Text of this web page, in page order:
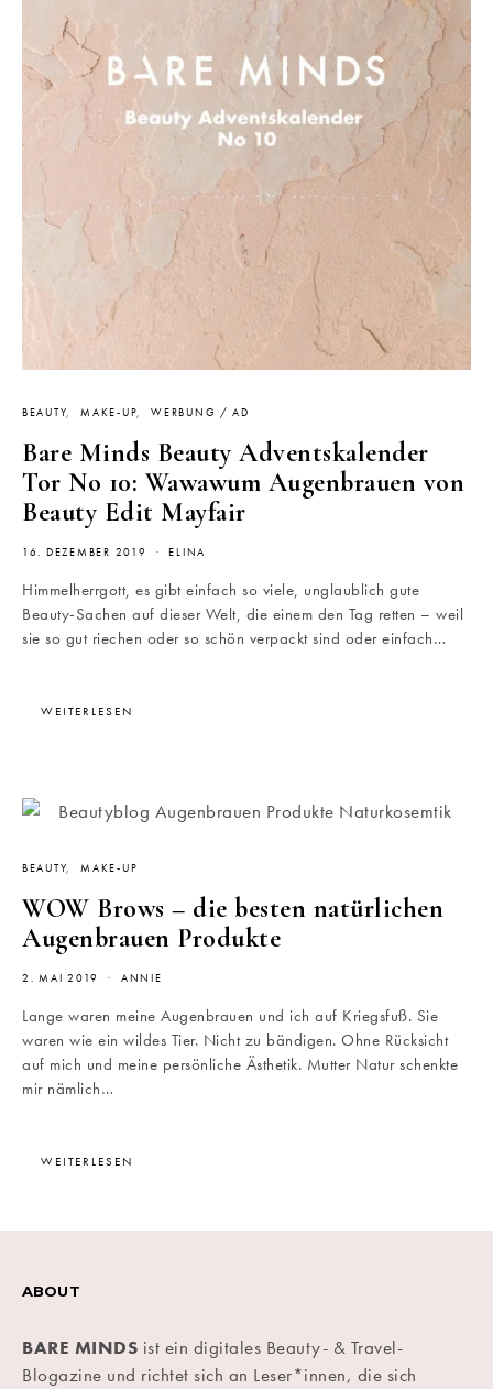
BEAUTY MAKE-UP WERBUNG / AD
Bare Minds Beauty Adventskalender
Tor No 10: Wawawum Augenbrauen von
Beauty Edit Mayfair
16. DEZEMBER 2019 ELINA
Himmelherrgott, es gibt einfach so viele, unglaublich gute
Beauty-Sachen auf dieser Welt, die einem den Tag retten – weil
sie so gut riechen oder so schön verpackt sind oder einfach…
WEITERLESEN
BEAUTY MAKE-UP
WOW Brows – die besten natürlichen
Augenbrauen Produkte
2. MAI 2019 ANNIE
Lange waren meine Augenbrauen und ich auf Kriegsfuß. Sie
waren wie ein wildes Tier. Nicht zu bändigen. Ohne Rücksicht
auf mich und meine persönliche Ästhetik. Mutter Natur schenkte
mir nämlich…
WEITERLESEN
ABOUT
BARE MINDS ist ein digitales Beauty- & Travel-
Blogazine und richtet sich an Leser*innen, die sich